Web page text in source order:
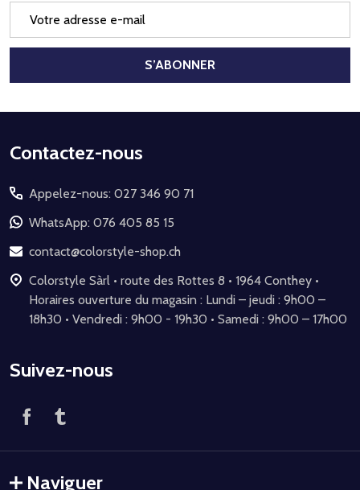
mail
S’ABONNER
Début
pied
de
page
Contactez-nous
Appelez-nous: 027 346 90 71
WhatsApp: 076 405 85 15
contact@colorstyle-shop.ch
Colorstyle Sàrl • route des Rottes 8 • 1964 Conthey •
Horaires ouverture du magasin : Lundi – jeudi : 9h00 –
18h30 • Vendredi : 9h00 - 19h30 • Samedi : 9h00 – 17h00
Suivez-nous
Naviguer